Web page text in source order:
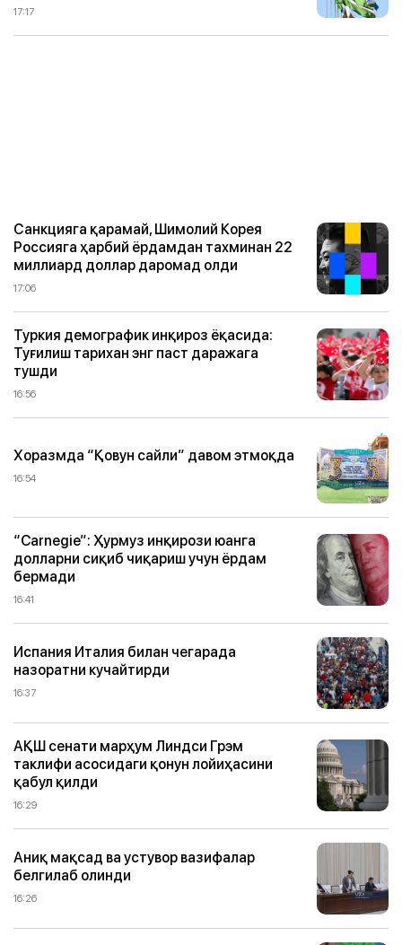
17:17
Санкцияга қарамай, Шимолий Корея
Россияга ҳарбий ёрдамдан тахминан 22
миллиард доллар даромад олди
17:06
Туркия демографик инқироз ёқасида:
Туғилиш тарихан энг паст даражага
тушди
16:56
Хоразмда “Қовун сайли” давом этмоқда
16:54
“Carnegie”: Ҳурмуз инқирози юанга
долларни сиқиб чиқариш учун ёрдам
бермади
16:41
Испания Италия билан чегарада
назоратни кучайтирди
16:37
АҚШ сенати марҳум Линдси Грэм
таклифи асосидаги қонун лойиҳасини
қабул қилди
16:29
Аниқ мақсад ва устувор вазифалар
белгилаб олинди
16:26